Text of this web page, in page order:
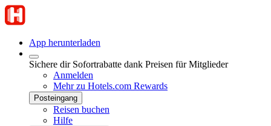
App herunterladen
Sichere dir Sofortrabatte dank Preisen für Mitglieder
Anmelden
Mehr zu Hotels.com Rewards
Posteingang
Reisen buchen
Hilfe